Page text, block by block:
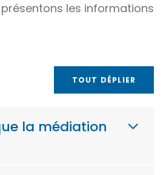
les informations
TOUT DÉPLIER
la médiation